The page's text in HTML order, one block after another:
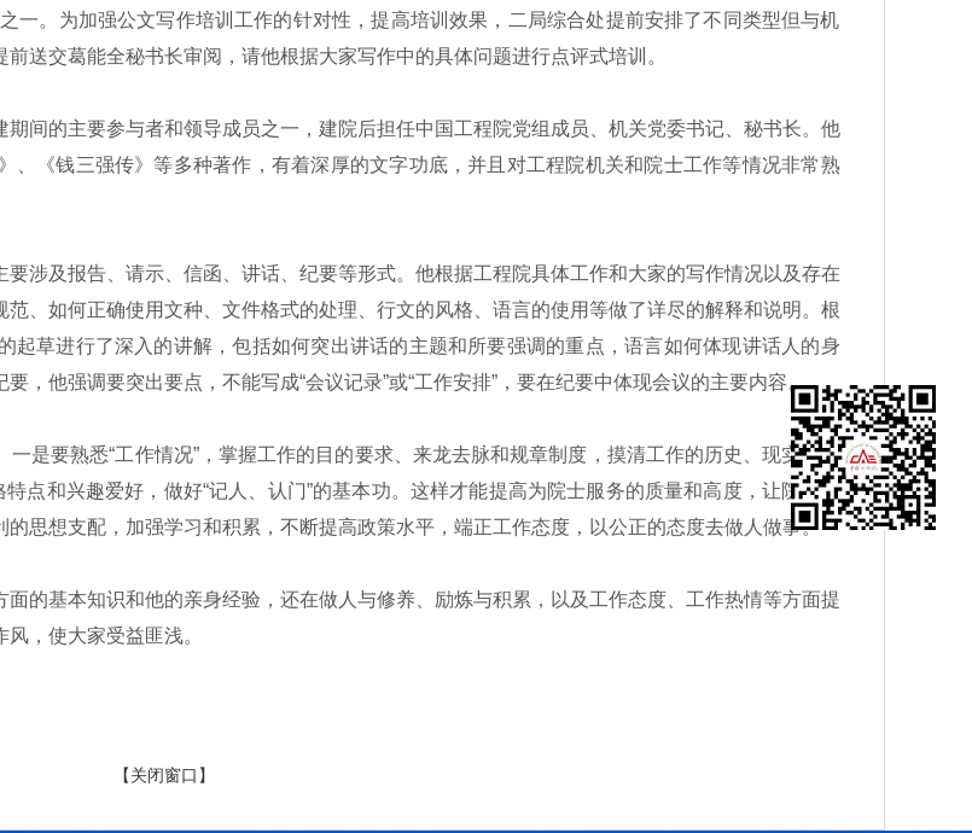
一。为加强公文写作培训工作的针对性，提高培训效果，二局综合处提前安排了不同类型但与机
送交葛能全秘书长审阅，请他根据大家写作中的具体问题进行点评式培训。
间的主要参与者和领导成员之一，建院后担任中国工程院党组成员、机关党委书记、秘书长。他
、《钱三强传》等多种著作，有着深厚的文字功底，并且对工程院机关和院士工作等情况非常熟
涉及报告、请示、信函、讲话、纪要等形式。他根据工程院具体工作和大家的写作情况以及存在
、如何正确使用文种、文件格式的处理、行文的风格、语言的使用等做了详尽的解释和说明。根
起草进行了深入的讲解，包括如何突出讲话的主题和所要强调的重点，语言如何体现讲话人的身
，他强调要突出要点，不能写成“会议记录”或“工作安排”，要在纪要中体现会议的主要内容。
是要熟悉“工作情况”，掌握工作的目的要求、来龙去脉和规章制度，摸清工作的历史、现实和要
点和兴趣爱好，做好“记人、认门”的基本功。这样才能提高为院士服务的质量和高度，让院士感
思想支配，加强学习和积累，不断提高政策水平，端正工作态度，以公正的态度去做人做事。
的基本知识和他的亲身经验，还在做人与修养、励炼与积累，以及工作态度、工作热情等方面提
，使大家受益匪浅。
【关闭窗口】